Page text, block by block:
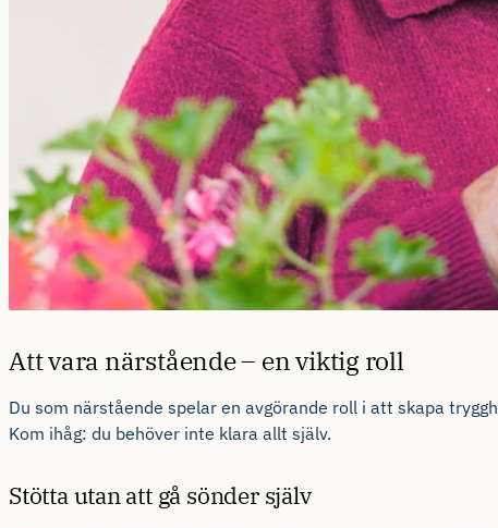
Att vara närstående – en viktig roll
Du som närstående spelar en avgörande roll i att skapa
Kom ihåg: du behöver inte klara allt själv.
Stötta utan att gå sönder själv